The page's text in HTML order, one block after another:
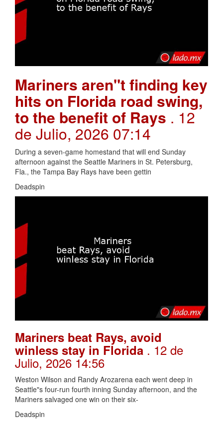
Mariners aren"t finding key
hits on Florida road swing,
to the benefit of Rays . 12
de Julio, 2026 07:14
During a seven-game homestand that will end Sunday
afternoon against the Seattle Mariners in St. Petersburg,
Fla., the Tampa Bay Rays have been gettin
Deadspin
Mariners beat Rays, avoid
winless stay in Florida . 12 de
Julio, 2026 14:56
Weston Wilson and Randy Arozarena each went deep in
Seattle"s four-run fourth inning Sunday afternoon, and the
Mariners salvaged one win on their six-
Deadspin